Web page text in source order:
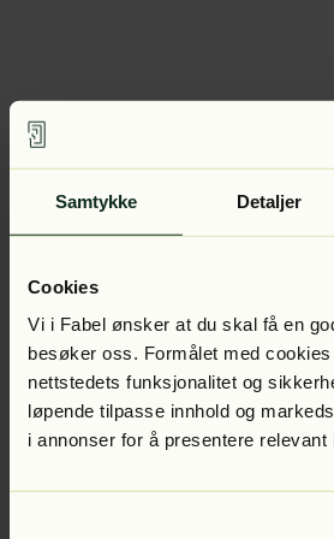
Samtykke Detaljer
Cookies
Vi i Fabel ønsker at du skal få en
besøker oss. Formålet med
nettstedets funksjonalitet og
løpende tilpasse innhold og
i annonser for å presentere relevant